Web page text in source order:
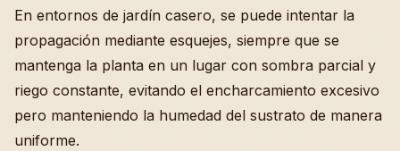
En entornos de jardín casero, se puede intentar la
propagación mediante esquejes, siempre que se
mantenga la planta en un lugar con sombra parcial y
riego constante, evitando el encharcamiento excesivo
pero manteniendo la humedad del sustrato de manera
uniforme.